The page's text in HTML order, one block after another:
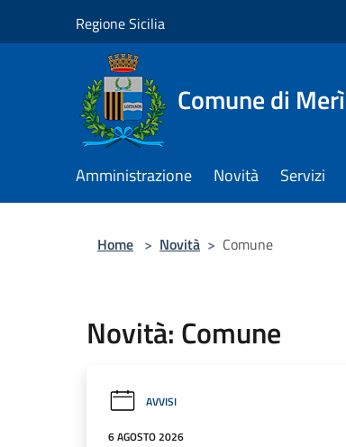
Regione Sicilia
Comune di Merì
Amministrazione Novità Servizi
Home > Novità > Comune
Novità: Comune
AVVISI
6 AGOSTO 2026